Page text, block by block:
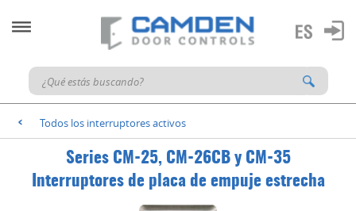
< Todos los interruptores activos
Series CM-25, CM-26CB y CM-35
Interruptores de placa de empuje estrecha